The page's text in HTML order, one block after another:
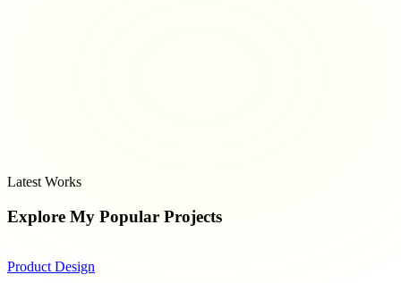
Latest Works
Explore My Popular Projects
Product Design